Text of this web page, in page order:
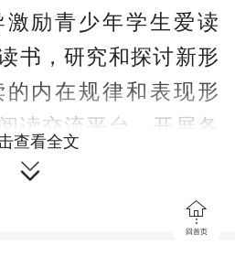
励青少年学生爱读
书，研究和探讨新形
内在规律和表现形
读交流平台，开展各
推动全省中小学阅读
查看全文


回首页